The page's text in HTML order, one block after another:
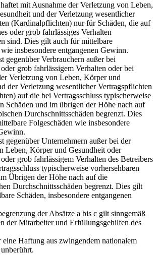
mit Ausnahme der Verletzung von Leben,
und der Verletzung wesentlicher
(Kardinalpflichten) nur für Schäden, die auf
oder grob fahrlässiges Verhalten
sind. Dies gilt auch für mittelbare
insbesondere entgangenen Gewinn.
gegenüber Verbrauchern außer bei
grob fahrlässigem Verhalten oder bei
Verletzung von Leben, Körper und
der Verletzung wesentlicher Vertragspflichten
auf die bei Vertragsschluss typischerweise
Schäden und im übrigen der Höhe nach auf
Durchschnittsschäden begrenzt. Dies
Folgeschäden wie insbesondere
gegenüber Unternehmern außer bei der
Leben, Körper und Gesundheit oder
grob fahrlässigem Verhalten des Betreibers
typischerweise vorhersehbaren
Übrigen der Höhe nach auf die
Durchschnittsschäden begrenzt. Dies gilt
Schäden, insbesondere entgangenen
der Absätze a bis c gilt sinngemäß
der Mitarbeiter und Erfüllungsgehilfen des
Haftung aus zwingendem nationalem